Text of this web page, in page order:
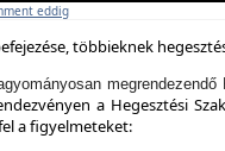
eddig
többieknek
a Hegesztési
a figyelmeteket: